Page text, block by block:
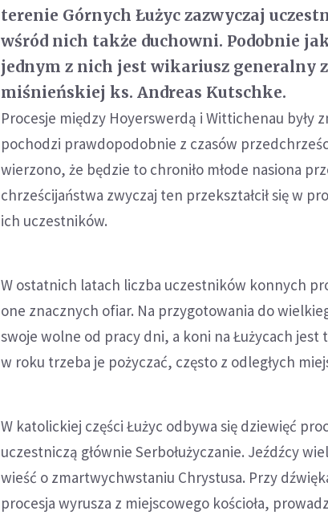
terenie Górnych Łużyc zazwyczaj
wśród nich także duchowni. Podobnie
jednym z nich jest wikariusz generalny
miśnieńskiej ks. Andreas Kutschke.
Procesje między Hoyerswerdą i Wittichenau były
pochodzi prawdopodobnie z czasów
wierzono, że będzie to chroniło młode nasiona
chrześcijaństwa zwyczaj ten przekształcił się w
ich uczestników.
W ostatnich latach liczba uczestników konnych
one znacznych ofiar. Na przygotowania do
swoje wolne od pracy dni, a koni na Łużycach
w roku trzeba je pożyczać, często z odległych
W katolickiej części Łużyc odbywa się dziewięć
uczestniczą głównie Serbołużyczanie. Jeźdźcy
wieść o zmartwychwstaniu Chrystusa. Przy
procesja wyrusza z miejscowego kościoła,